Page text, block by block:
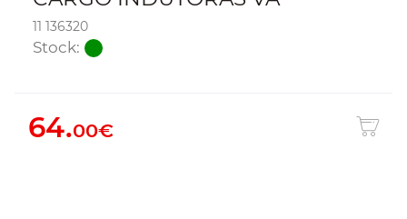
11 136320
Stock:
64.00€